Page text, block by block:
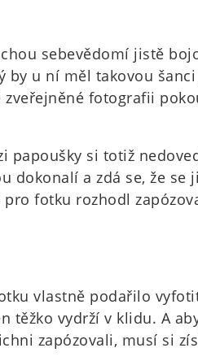
sebevědomí jistě
by u ní měl takovou
fotografii
papoušky si totiž
dokonalí a zdá se, že se
fotku rozhodl
vlastně podařilo
těžko vydrží v klidu. A
zapózovali, musí si